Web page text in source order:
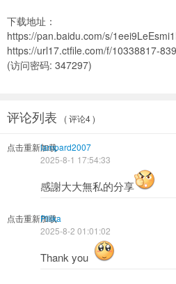
下载地址：
https://pan.baidu.com/s/
https://url17.ctfile.com/f/10338817-
(访问密码: 347297)
评论列表 ( 评论4 )
点击重新加载lampard2007
2025-8-1 17:54:33
感謝大大無私的分享
点击重新加载
Pilika
2025-8-2 01:01:02
Thank you